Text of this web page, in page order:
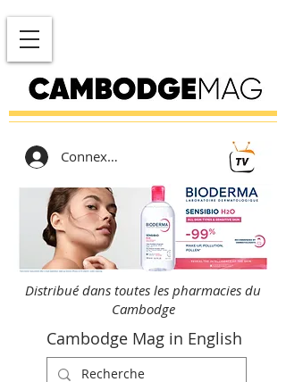
Connexion
Distribué dans toutes les pharmacies du
Cambodge
Cambodge Mag in English